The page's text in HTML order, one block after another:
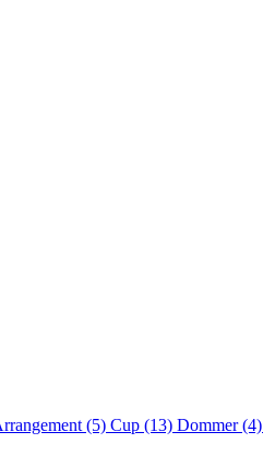
(5) Cup (13) Dommer (4)